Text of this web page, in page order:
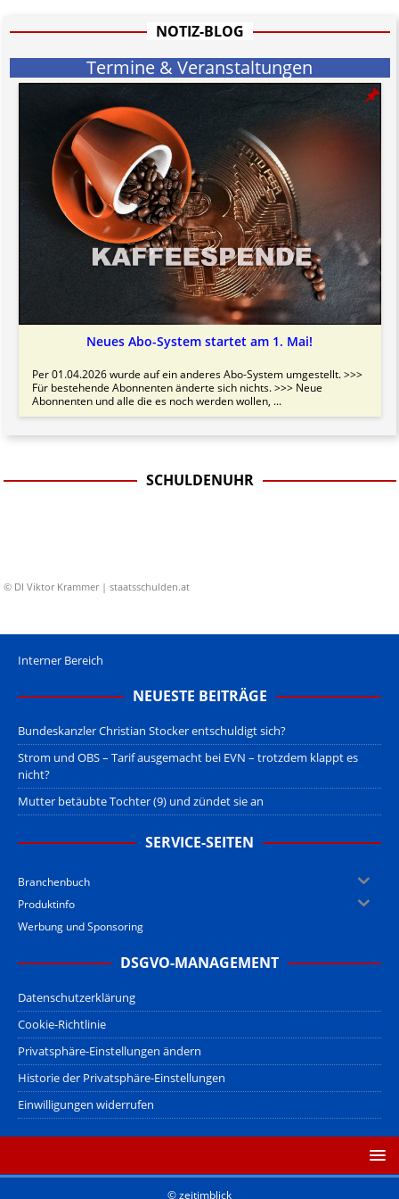
informativen Charakter.
NOTIZ-BLOG
Termine & Veranstaltungen
Neues Abo-System startet am 1. Mai!
Per 01.04.2026 wurde auf ein anderes Abo-System umgestellt. >>>
Für bestehende Abonnenten änderte sich nichts. >>> Neue
Abonnenten und alle die es noch werden wollen, ...
SCHULDENUHR
© DI Viktor Krammer | staatsschulden.at
Interner Bereich
NEUESTE BEITRÄGE
Bundeskanzler Christian Stocker entschuldigt sich?
Strom und OBS – Tarif ausgemacht bei EVN – trotzdem klappt es
nicht?
Mutter betäubte Tochter (9) und zündet sie an
SERVICE-SEITEN
Branchenbuch
Produktinfo
Werbung und Sponsoring
DSGVO-MANAGEMENT
Datenschutzerklärung
Cookie-Richtlinie
Privatsphäre-Einstellungen ändern
Historie der Privatsphäre-Einstellungen
Einwilligungen widerrufen
© zeitimblick